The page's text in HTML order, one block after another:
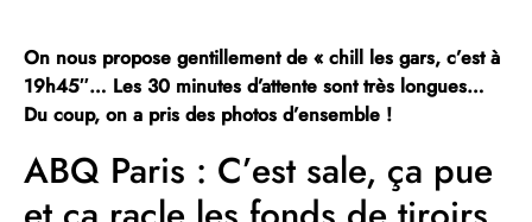
On nous propose gentillement de « chill les gars, c’est à
19h45″… Les 30 minutes d’attente sont très longues…
Du coup, on a pris des photos d’ensemble !
ABQ Paris : C’est sale, ça pue